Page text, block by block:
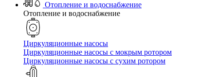
Отопление и водоснабжение
Отопление и водоснабжение
Циркуляционные насосы
Циркуляционные насосы с мокрым ротором
Циркуляционные насосы с сухим ротором